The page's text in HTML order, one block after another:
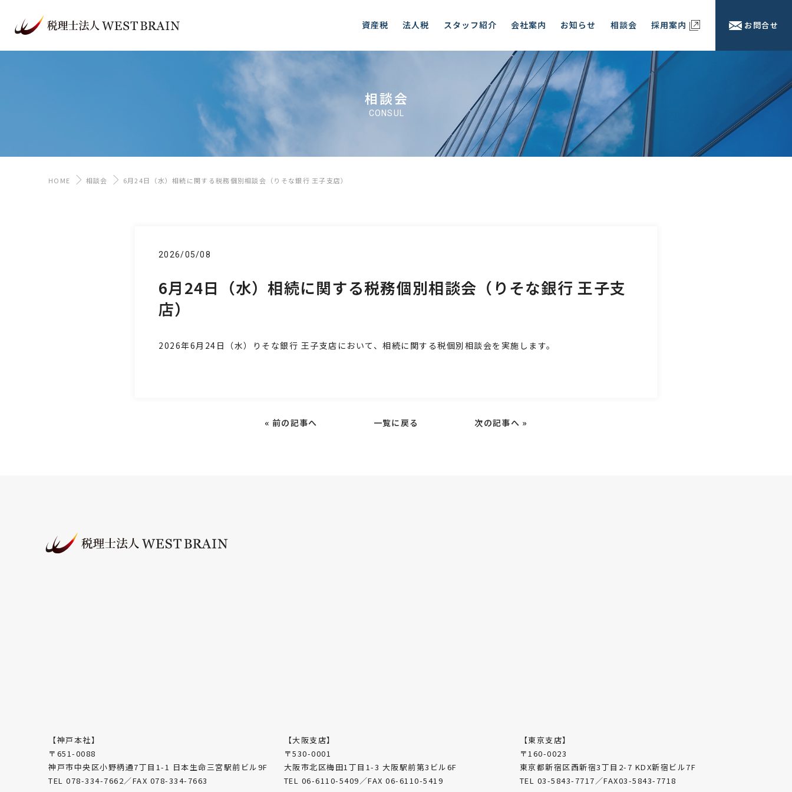
資産税 法人税 スタッフ紹介 会社案内 お知らせ 相談会 採用案内 お問合せ
相談会
CONSUL
HOME 相談会 6月24日（水）相続に関する税務個別相談会（りそな銀行 王子支店）
2026/05/08
6月24日（水）相続に関する税務個別相談会（りそな銀行 王子支
店）
2026年6月24日 （水） りそな銀行 王子支店において、相続に関する税個別相談会を実施します。
« 前の記事へ 一覧に戻る 次の記事へ »
【神戸本社】
〒651-0088
神戸市中央区小野柄通7丁目1-1 日本生命三宮駅前ビル9F
TEL 078-334-7662／FAX 078-334-7663
【大阪支店】
〒530-0001
大阪市北区梅田1丁目1-3 大阪駅前第3ビル6F
TEL 06-6110-5409／FAX 06-6110-5419
【東京支店】
〒160-0023
東京都新宿区西新宿3丁目2-7 KDX新宿ビル7F
TEL 03-5843-7717／FAX03-5843-7718